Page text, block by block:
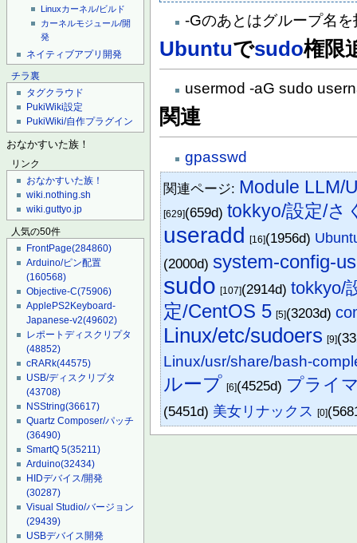
Linuxカーネル/ビルド
カーネルモジュール/開
発
ネイティブアプリ開発
チラ裏
タグクラウド
PukiWiki設定
PukiWiki/自作プラグイン
おなかすいた族！
リンク
おなかすいた族！
wiki.nothing.sh
wiki.guttyo.jp
人気の50件
FrontPage(284860)
Arduino/ピン配置
(160568)
Objective-C(75906)
ApplePS2Keyboard-
Japanese-v2(49602)
レポートディスクリプタ
(48852)
cRARk(44575)
USB/ディスクリプタ
(43708)
NSString(36617)
Quartz Composer/パッチ
(36490)
SmartQ 5(35211)
Arduino(32434)
HIDデバイス/開発
(30287)
Visual Studio/バージョン
(29439)
USBデバイス開発
-Gのあとはグループ名を
Ubuntuでsudo権限
usermod -aG sudo
関連
gpasswd
関連ページ: Module LLM/
[629](659d)tokkyo/設定/さ
useradd [16](1956d)
(2000d) system-config-
sudo [107](2914d)tokkyo/
定/CentOS 5 [5](3203d)
Linux/etc/sudoers [9]
Linux/usr/share/bash-
ループ [6](4525d) プライ
(5451d) 美女リナックス [0]